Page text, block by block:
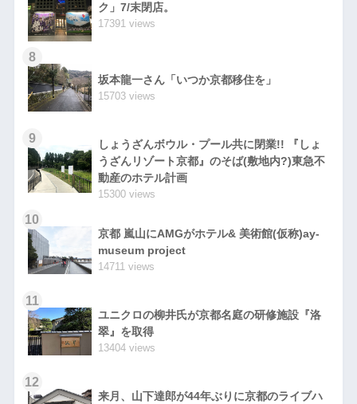
ク」7/末閉店。
17391 views
8
坂本龍一さん「いつか京都移住を」
15703 views
9
しょうざんボウル・プール共に閉業!! 『しょ
うざんリゾート京都』のそば(敷地内?)東急不
動産のホテル計画
15300 views
10
京都 嵐山にAMGがホテル& 美術館(仮称)ay-
museum project
14711 views
11
ユニクロの柳井氏が京都名庭の研修施設『洛
翠』を取得
13404 views
12
来月、山下達郎が44年ぶりに京都のライブハ